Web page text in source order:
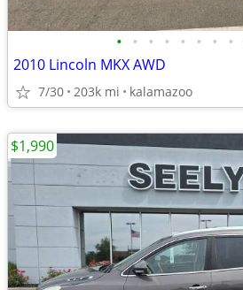
• • • • • • • •
2010 Lincoln MKX AWD
7/30 203k mi kalamazoo
$1,990